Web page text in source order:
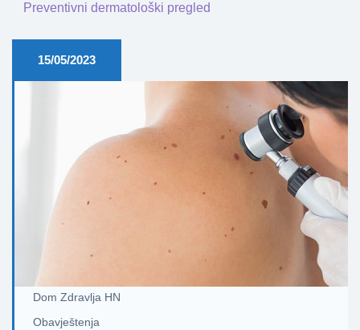
Preventivni dermatološki pregled
15/05/2023
Dom Zdravlja HN
Obavještenja